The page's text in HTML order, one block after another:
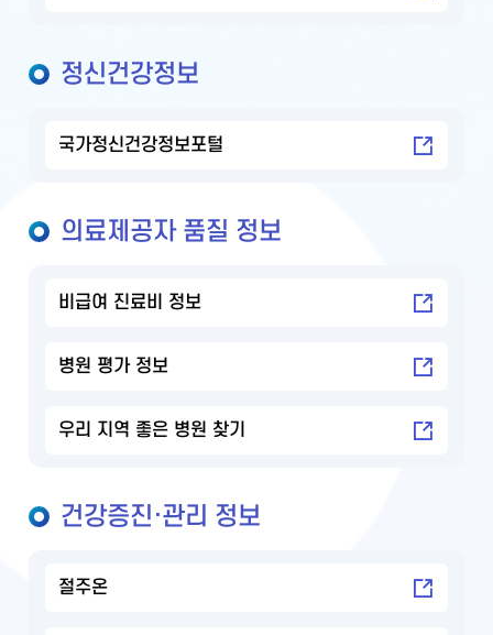
정신건강정보
국가정신건강정보포털
의료제공자 품질 정보
비급여 진료비 정보
병원 평가 정보
우리 지역 좋은 병원 찾기
건강증진·관리 정보
절주온